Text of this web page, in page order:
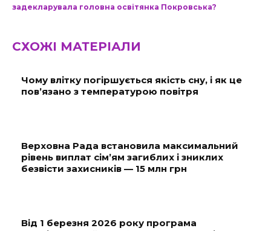
задекларувала головна освітянка Покровська?
СХОЖІ МАТЕРІАЛИ
Чому влітку погіршується якість сну, і як це
пов’язано з температурою повітря
Верховна Рада встановила максимальний
рівень виплат сім’ям загиблих і зниклих
безвісти захисників — 15 млн грн
Від 1 березня 2026 року програма